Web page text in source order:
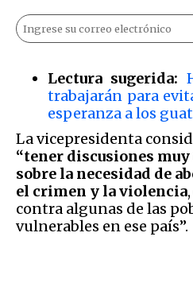
Lectura sugerida:
trabajarán para
esperanza a los
La vicepresidenta
“tener discusiones
sobre la necesidad de
el crimen y la violencia
contra algunas de las
vulnerables en ese país”.